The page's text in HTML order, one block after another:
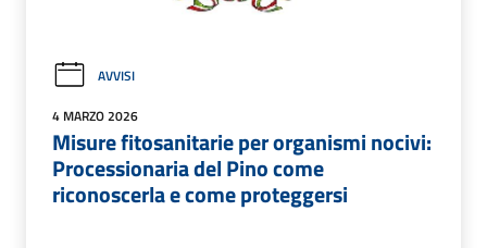
AVVISI
4 MARZO 2026
Misure fitosanitarie per organismi nocivi:
Processionaria del Pino come
riconoscerla e come proteggersi